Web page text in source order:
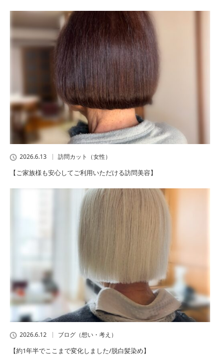
2026.6.13 訪問カット（女性）
【ご家族様も安心してご利用いただける訪問美容】
2026.6.12 ブログ（想い・考え）
【約1年半でここまで変化しました/脱白髪染め】